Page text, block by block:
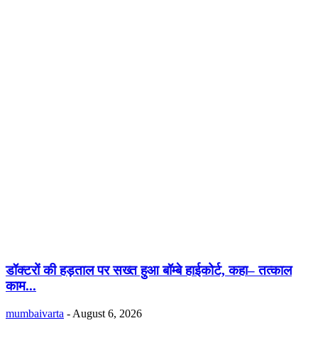
डॉक्टरों की हड़ताल पर सख्त हुआ बॉम्बे हाईकोर्ट, कहा– तत्काल
काम...
mumbaivarta - August 6, 2026